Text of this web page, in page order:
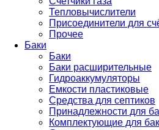
Тепловычислители
Присоединители для
Прочее
Баки
Баки
Баки расширительные
Гидроаккумуляторы
Емкости пластиковые
Средства для септиков
Принадлежности для
Комплектующие для